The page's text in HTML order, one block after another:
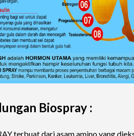
Biospray :
terbuat dari asam amino yang